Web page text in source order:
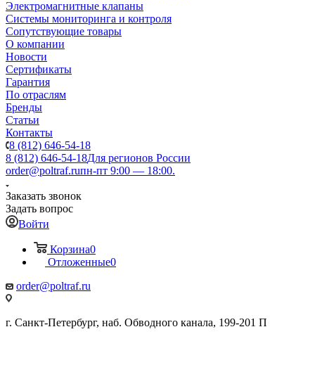
Электромагнитные клапаны
Системы мониторинга и контроля
Сопутствующие товары
О компании
Новости
Сертификаты
Гарантия
По отраслям
Бренды
Статьи
Контакты
8 (812) 646-54-18
8 (812) 646-54-18Для регионов России
order@poltraf.ruпн-пт 9:00 — 18:00.
Заказать звонок
Задать вопрос
Войти
Корзина0
Отложенные0
order@poltraf.ru
г. Санкт-Петербург, наб. Обводного канала, 199-201 П